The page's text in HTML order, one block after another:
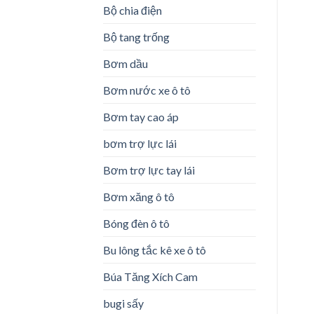
Bộ chia điện
Bộ tang trống
Bơm dầu
Bơm nước xe ô tô
Bơm tay cao áp
bơm trợ lực lái
Bơm trợ lực tay lái
Bơm xăng ô tô
Bóng đèn ô tô
Bu lông tắc kê xe ô tô
Búa Tăng Xích Cam
bugi sấy